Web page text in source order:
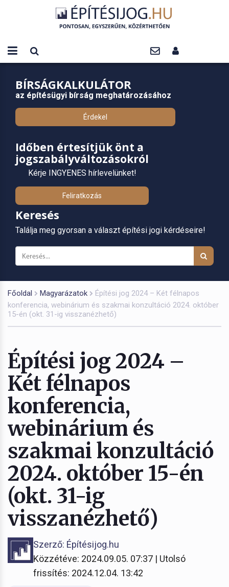
BÍRSÁGKALKULÁTOR
az építésügyi bírság meghatározásához
Érdekel
Időben értesítjük önt a
jogszabályváltozásokról
Kérje INGYENES hírlevelünket!
Feliratkozás
Keresés
Találja meg gyorsan a választ építési jogi kérdéseire!
Főoldal Magyarázatok
Építési jog 2024 – Két félnapos
konferencia, webinárium és szakmai konzultáció 2024. október
15-én (okt. 31-ig visszanézhető)
Építési jog 2024 –
Két félnapos
konferencia,
webinárium és
szakmai konzultáció
2024. október 15-én
(okt. 31-ig
visszanézhető)
Szerző: Építésijog.hu
Közzétéve: 2024.09.05. 07:37 | Utolsó
frissítés: 2024.12.04. 13:42